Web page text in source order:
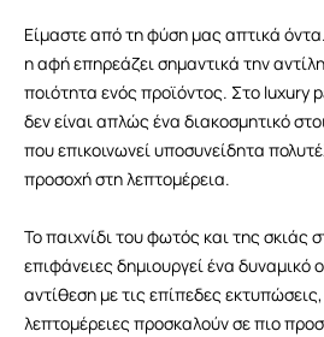
Είμαστε από τη φύση μας απτικά
η αφή επηρεάζει σημαντικά την
ποιότητα ενός προϊόντος. Στο luxury
δεν είναι απλώς ένα διακοσμητικό
που επικοινωνεί υποσυνείδητα
προσοχή στη λεπτομέρεια.
Το παιχνίδι του φωτός και της σκιάς
επιφάνειες δημιουργεί ένα δυναμικό
αντίθεση με τις επίπεδες
λεπτομέρειες προσκαλούν σε πιο